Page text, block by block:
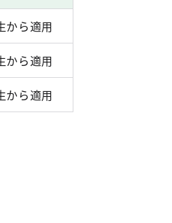
から適用
から適用
から適用